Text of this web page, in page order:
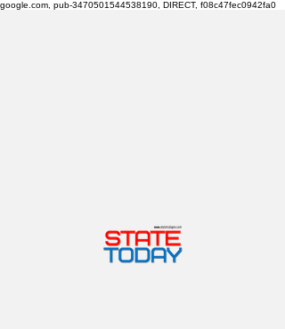
google.com, pub-3470501544538190, DIRECT, f08c47fec0942fa0